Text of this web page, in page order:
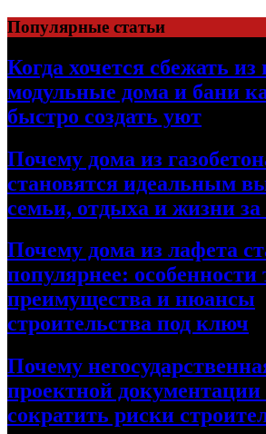
Перейти
к
содержимому
Популярные статьи
Когда хочется сбежать из
модульные дома и бани
быстро создать уют
Почему дома из
становятся идеальным
семьи, отдыха и жизни за
Почему дома из лафета
популярнее: особенности
преимущества и нюансы
строительства под ключ
Почему
проектной документации
сократить риски